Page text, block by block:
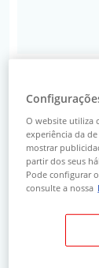
950 000
Palmela
Área bruta:
Morada:
Proprietário:
Descrição:
O website utiliza
experiência da
mostrar
partir dos seus
Pode configurar
consulte a nossa